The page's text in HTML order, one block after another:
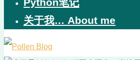
关于我… About me